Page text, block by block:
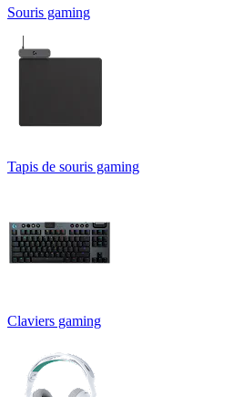
Souris gaming
Tapis de souris gaming
Claviers gaming